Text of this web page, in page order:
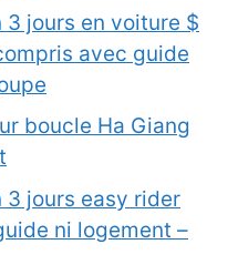
3 jours en voiture $
avec guide
boucle Ha Giang
3 jours easy rider
ni logement –